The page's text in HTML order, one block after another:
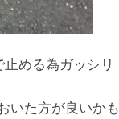
める為ガッシリ
いた方が良いかも